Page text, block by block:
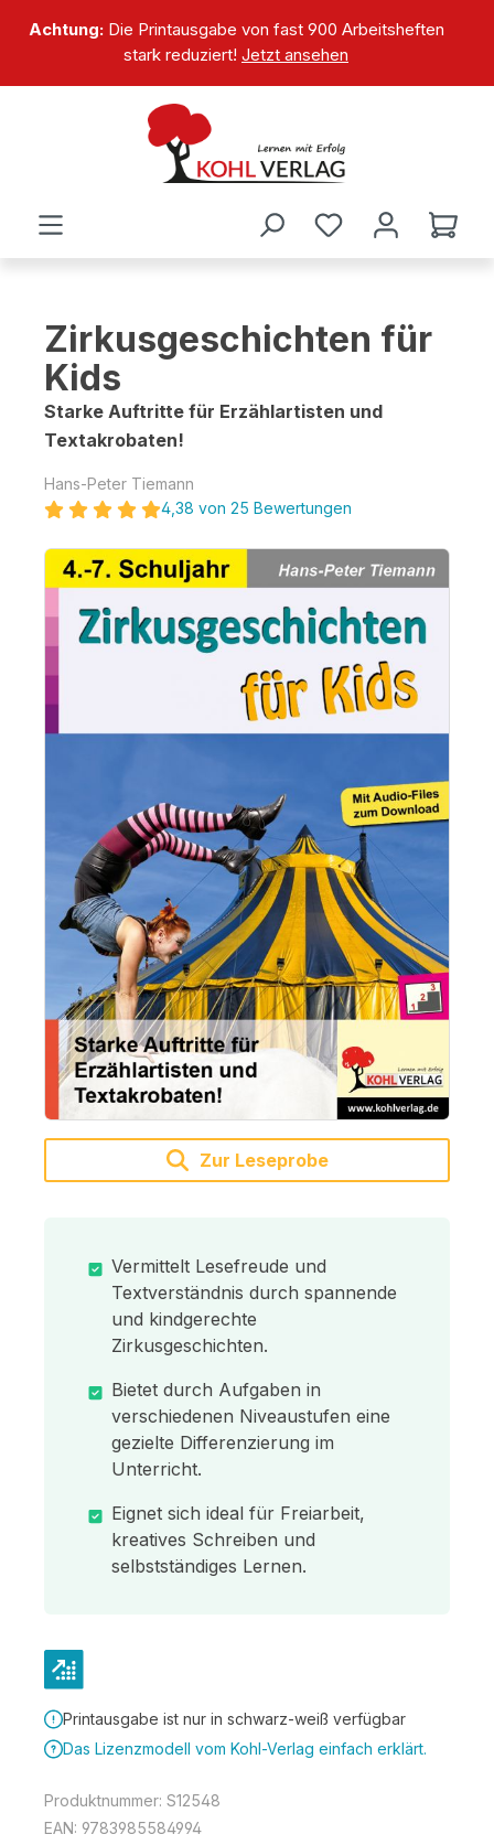
springen
Achtung:Die Printausgabe von fast 900 Arbeitsheften
stark reduziert! Jetzt ansehen
Zirkusgeschichten für
Kids
Starke Auftritte für Erzählartisten und
Textakrobaten!
Hans-Peter Tiemann
4,38 von 25 Bewertungen
Bildergalerie überspringen
Zur Leseprobe
Vermittelt Lesefreude und
Textverständnis durch spannende
und kindgerechte
Zirkusgeschichten.
Bietet durch Aufgaben in
verschiedenen Niveaustufen eine
gezielte Differenzierung im
Unterricht.
Eignet sich ideal für Freiarbeit,
kreatives Schreiben und
selbstständiges Lernen.
Printausgabe ist nur in schwarz-weiß verfügbar
Das Lizenzmodell vom Kohl-Verlag einfach erklärt.
Produktnummer: S12548
EAN: 9783985584994